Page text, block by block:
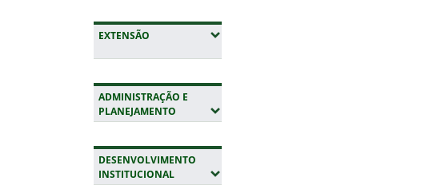
EXTENSÃO (EXPANDIR SUBMENUS)
ADMINISTRAÇÃO E
PLANEJAMENTO (EXPANDIR SUBMENUS)
DESENVOLVIMENTO
INSTITUCIONAL(EXPANDIR SUBMENUS)